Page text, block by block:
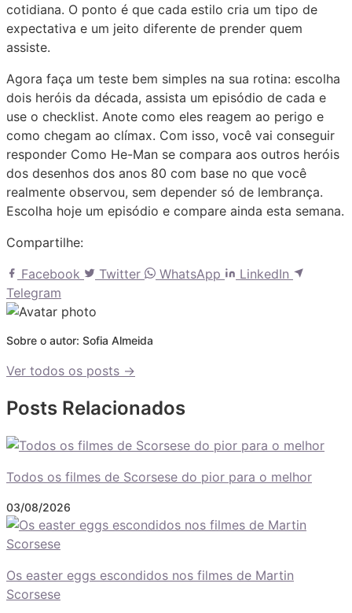
cotidiana. O ponto é que cada estilo cria um tipo de
expectativa e um jeito diferente de prender quem
assiste.
Agora faça um teste bem simples na sua rotina: escolha
dois heróis da década, assista um episódio de cada e
use o checklist. Anote como eles reagem ao perigo e
como chegam ao clímax. Com isso, você vai conseguir
responder Como He-Man se compara aos outros heróis
dos desenhos dos anos 80 com base no que você
realmente observou, sem depender só de lembrança.
Escolha hoje um episódio e compare ainda esta semana.
Compartilhe:
Facebook
Twitter WhatsApp
LinkedIn
Telegram
Sobre o autor: Sofia Almeida
Ver todos os posts →
Posts Relacionados
Todos os filmes de Scorsese do pior para o melhor
03/08/2026
Os easter eggs escondidos nos filmes de Martin
Scorsese